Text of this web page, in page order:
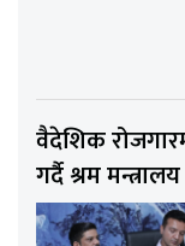
वैदेशिक
गर्दै श्रम मन्त्रालय